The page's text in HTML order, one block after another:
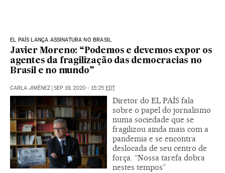
EL PAÍS LANÇA ASSINATURA NO BRASIL
Javier Moreno: “Podemos e devemos expor os
agentes da fragilização das democracias no
Brasil e no mundo”
CARLA JIMÉNEZ SEP 19, 2020 - 15:25 EDT
Diretor do EL PAÍS fala
sobre o papel do jornalismo
numa sociedade que se
fragilizou ainda mais com a
pandemia e se encontra
deslocada de seu centro de
força. “Nossa tarefa dobra
nestes tempos”